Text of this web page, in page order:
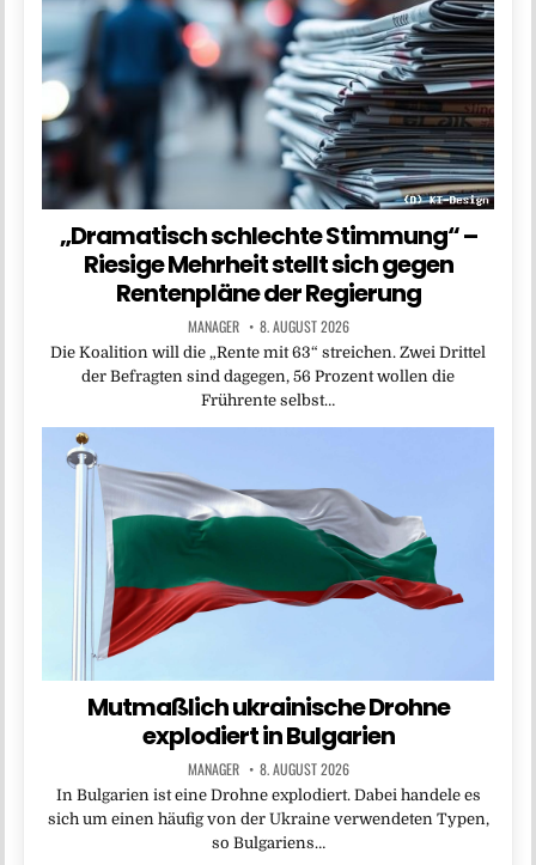
„Dramatisch schlechte Stimmung“ –
Riesige Mehrheit stellt sich gegen
Rentenpläne der Regierung
MANAGER 8. AUGUST 2026
Die Koalition will die „Rente mit 63“ streichen. Zwei Drittel
der Befragten sind dagegen, 56 Prozent wollen die
Frührente selbst…
Mutmaßlich ukrainische Drohne
explodiert in Bulgarien
MANAGER 8. AUGUST 2026
In Bulgarien ist eine Drohne explodiert. Dabei handele es
sich um einen häufig von der Ukraine verwendeten Typen,
so Bulgariens…